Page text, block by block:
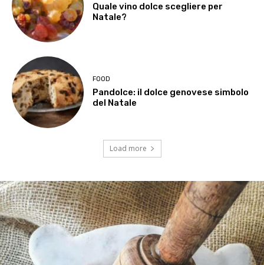
Quale vino dolce scegliere per
Natale?
FOOD
Pandolce: il dolce genovese simbolo
del Natale
Load more